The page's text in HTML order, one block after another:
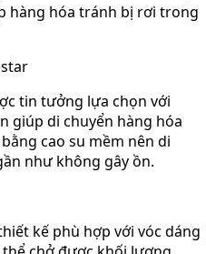
hàng hóa tránh bị rơi trong
tin tưởng lựa chọn với
giúp di chuyển hàng hóa
cao su mềm nên di
như không gây ồn.
kế phù hợp với vóc dáng